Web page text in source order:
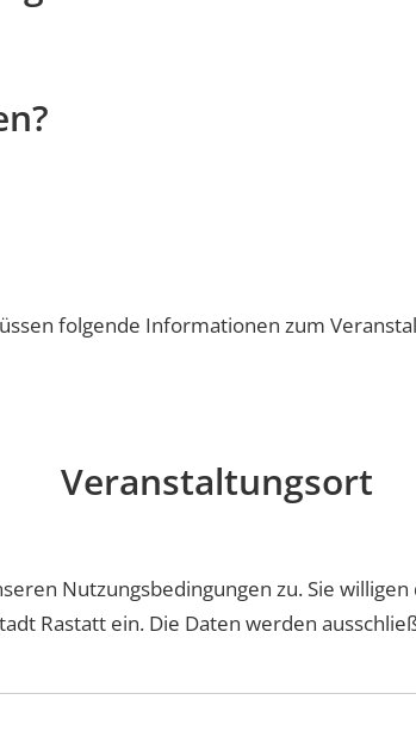
folgende Informationen zum
Veranstaltungsort
Nutzungsbedingungen zu. Sie
Rastatt ein. Die Daten werden